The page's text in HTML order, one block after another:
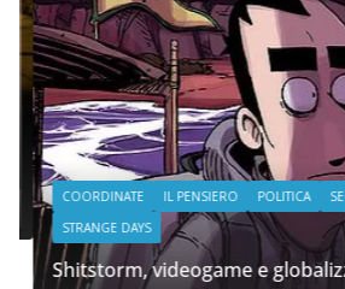
COORDINATE IL PENSIERO POLITICA
STRANGE DAYS
Shitstorm, videogame e